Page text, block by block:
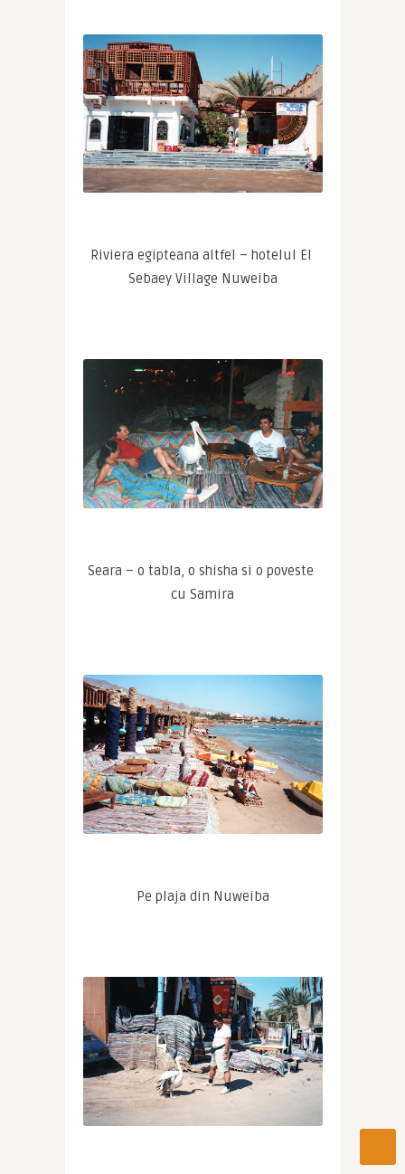
Riviera egipteana altfel – hotelul El
Sebaey Village Nuweiba
Seara – o tabla, o shisha si o poveste
cu Samira
Pe plaja din Nuweiba